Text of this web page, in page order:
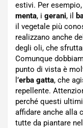
estivi. Per
menta, i gerani, il
il vegetale più
realizzano anche
degli oli, che
Comunque
punto di vista è
l’erba gatta, che
repellente.
perché questi
affidare anche alla
tutte da piantare